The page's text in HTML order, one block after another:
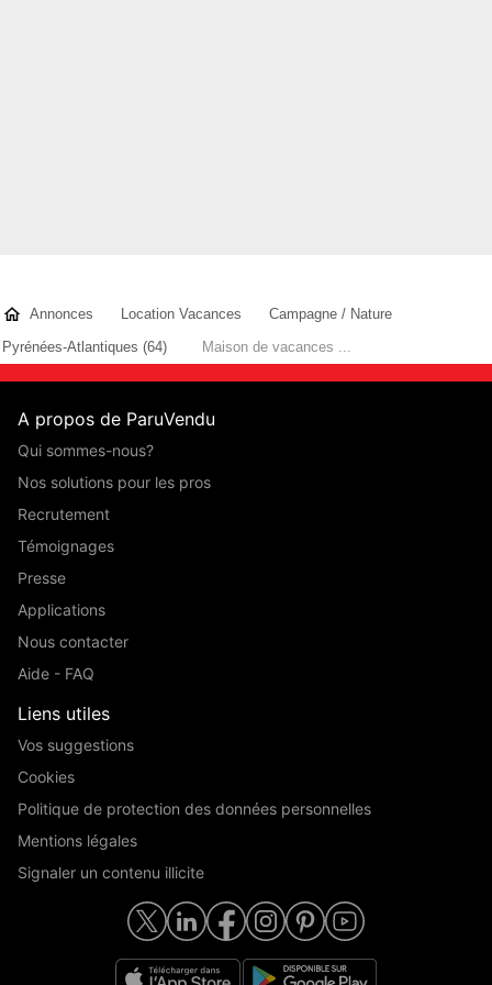
Annonces Location Vacances
Campagne / Nature
Pyrénées-Atlantiques (64)
Maison de vacances ...
A propos de ParuVendu
Qui sommes-nous?
Nos solutions pour les pros
Recrutement
Témoignages
Presse
Applications
Nous contacter
Aide - FAQ
Liens utiles
Vos suggestions
Cookies
Politique de protection des données personnelles
Mentions légales
Signaler un contenu illicite